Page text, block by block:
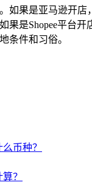
如果是亚马逊开
果是Shopee平台
条件和习俗。
币种？
？